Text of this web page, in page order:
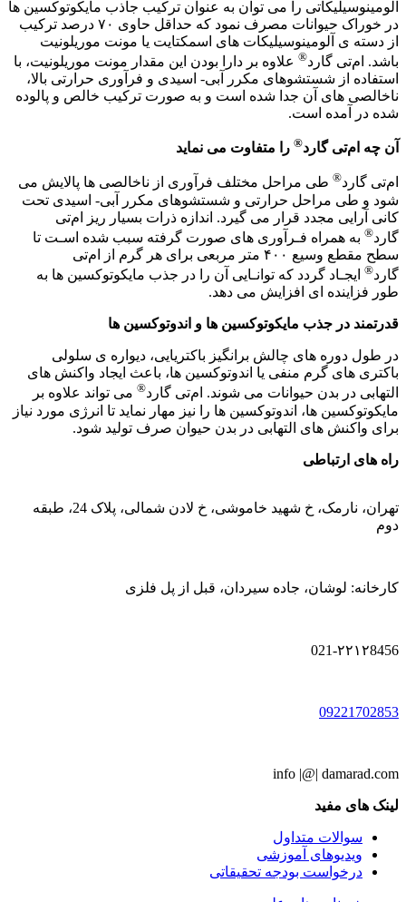
آلومینوسیلیکاتی را می توان به عنوان ترکیب جاذب مایکوتوکسین ها
در خوراک حیوانات مصرف نمود که حداقل حاوی ۷۰ درصد ترکیب
از دسته ی آلومینوسیلیکات های اسمکتایت یا مونت موریلونیت
باشد. ام‌تی گارد® علاوه بر دارا بودن این مقدار مونت موریلونیت، با
استفاده از شستشوهای مکرر آبی- اسیدی و فرآوری حرارتی بالا،
ناخالصی های آن جدا شده است و به صورت ترکیب خالص و پالوده
شده در آمده است.
آن چه ام‌تی گارد® را متفاوت می نماید
ام‌تی گارد® طی مراحل مختلف فرآوری از ناخالصی ها پالایش می
شود و طی مراحل حرارتی و شستشوهای مکرر آبی- اسیدی تحت
کانی­ ­آرایی مجدد قرار می­ ­گیرد. اندازه ذرات بسیار ریز ام‌تی
گارد® به همراه فـرآوری­­ های صورت گرفته سبب شده اسـت تا
سطح مقطع وسیع ۴۰۰ متر مربعی برای هر گرم از ام‌تی
گارد® ایجـاد گردد که توانـایی آن را در جذب مایکوتوکسین­­ ها به
طور فزاینده­ ­ای افزایش می­­ دهد.
قدرتمند در جذب مایکوتوکسین ها و اندوتوکسین ها
در طول دوره­ ­های چالش برانگیز باکتریایی، دیواره­ ­ی سلولی
باکتری­­ های گرم منفی یا اندوتوکسین­­ ها، باعث ایجاد واکنش­­ های
التهابی در بدن حیوانات می­ ­شوند. ام‌تی گارد® می­ ­تواند علاوه بر
مایکوتوکسین­­ ها، اندوتوکسین­ ها را نیز مهار نماید تا انرژی مورد نیاز
برای واکنش­­ های التهابی در بدن حیوان صرف تولید شود.
راه های ارتباطی
تهران، نارمک، خ شهید خاموشی، خ لادن شمالی، پلاک 24، طبقه
دوم
کارخانه: لوشان، جاده سیردان، قبل از پل فلزی
021-۲۲۱۲8456
09221702853
info |@| damarad.com
لینک های مفید
سوالات متداول
ویدیوهای آموزشی
درخواست بودجه تحقیقاتی